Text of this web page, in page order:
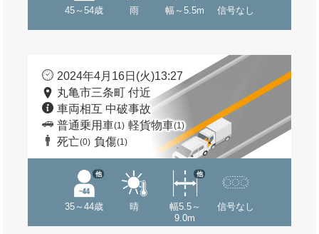
45～54歳 雨 幅～5.5m 信号なし
2024年4月16日(火)13:27
丸亀市三条町 付近
車両相互 中破事故
普通乗用車(1) 軽貨物車(1)
死亡(0) 負傷(1)
35～44歳
他
晴
幅5.5～
9.0m
他
信号なし